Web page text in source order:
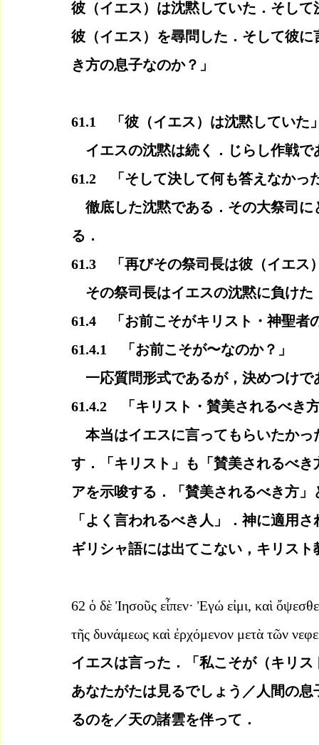
彼（イエス）は沈黙していた．そし
彼（イエス）を尋問した．そして彼
き方の息子なのか？」
61.1　「彼（イエス）は沈黙していた
イエスの沈黙は続く．じらし作戦で
61.2　「そして決して何も答えなかっ
徹底した沈黙である．その大祭司に
る．
61.3　「再びその祭司長は彼（イエス
その祭司長はイエスの沈黙に負けた
61.4　「お前こそがキリスト・神聖者
61.4.1　「お前こそが〜なのか？」
一応質問形式であるが，決めつけで
61.4.2　「キリスト・賛美されるべき
本当はイエスに言ってもらいたかっ
す．「キリスト」も「賛美されるべ
アを示唆する．「賛美されるべき方
「よく言われるべき人」．神に適用
ギリシャ語には出てこない，キリスト
62 ὁ δὲ Ἰησοῦς εἶπεν· Ἐγώ εἰμι, καὶ
τῆς δυνάμεως καὶ ἐρχόμενον μετὰ τῶν
イエスは言った．「私こそが（キリ
あなたがたは見るでしょう／人間の
るのを／天の諸雲を伴って．